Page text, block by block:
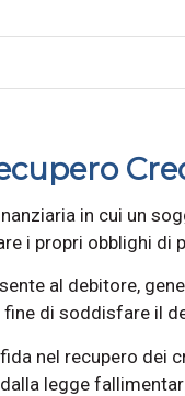
in cui un
i propri obblighi di
al debitore,
di soddisfare il
nel recupero dei
legge